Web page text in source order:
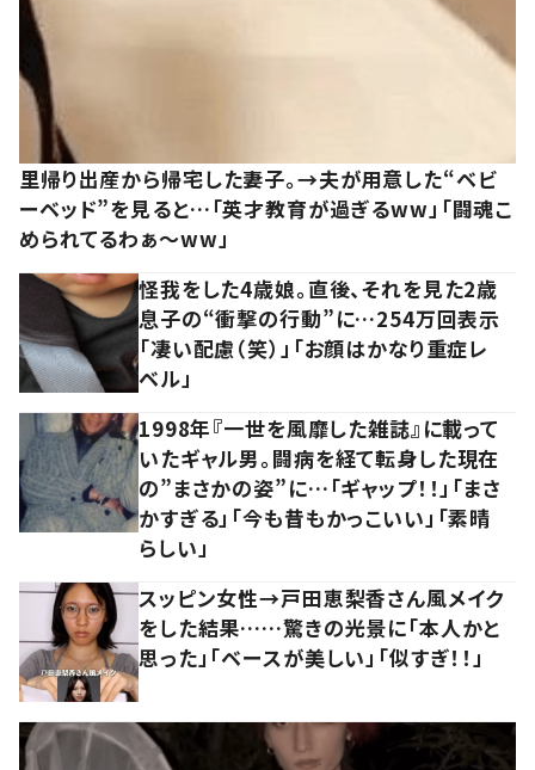
里帰り出産から帰宅した妻子。→夫が用意した“ベビ
ーベッド”を見ると…「英才教育が過ぎるww」「闘魂こ
められてるわぁ～ww」
怪我をした4歳娘。直後、それを見た2歳
息子の“衝撃の行動”に…254万回表示
「凄い配慮（笑）」「お顔はかなり重症レ
ベル」
1998年『一世を風靡した雑誌』に載って
いたギャル男。闘病を経て転身した現在
の”まさかの姿”に…「ギャップ！！」「まさ
かすぎる」「今も昔もかっこいい」「素晴
らしい」
スッピン女性→戸田恵梨香さん風メイク
をした結果……驚きの光景に「本人かと
思った」「ベースが美しい」「似すぎ！！」